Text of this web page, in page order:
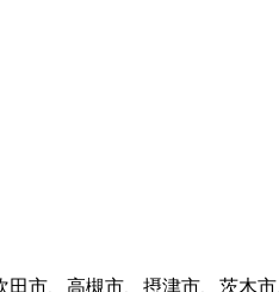
市、高槻市、摂津市、茨